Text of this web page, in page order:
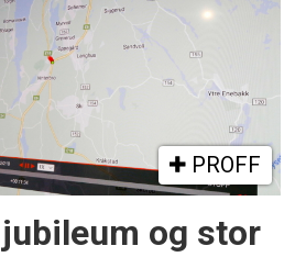
PROFF
og stor